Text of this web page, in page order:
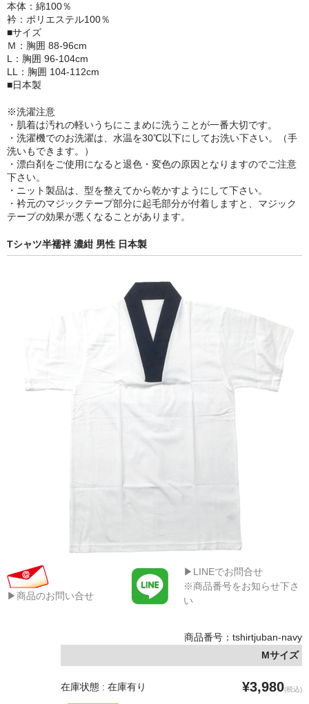
本体：綿100％
衿：ポリエステル100％
■サイズ
Ｍ：胸囲 88-96cm
L：胸囲 96-104cm
LL：胸囲 104-112cm
■日本製
※洗濯注意
・肌着は汚れの軽いうちにこまめに洗うことが一番大切です。
・洗濯機でのお洗濯は、水温を30℃以下にしてお洗い下さい。（手
洗いもできます。）
・漂白剤をご使用になると退色・変色の原因となりますのでご注意
下さい。
・ニット製品は、型を整えてから乾かすようにして下さい。
・衿元のマジックテープ部分に起毛部分が付着しますと、マジック
テープの効果が悪くなることがあります。
Tシャツ半襦袢 濃紺 男性 日本製
▶商品のお問い合せ
▶LINEでお問合せ
※商品番号をお知らせ下さ
い
商品番号：tshirtjuban-navy
Mサイズ
在庫状態 : 在庫有り ¥3,980(税込)